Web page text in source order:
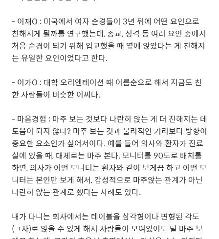
- 이재O : 미국에서 여자 순경들이 3년 뒤에 어떤 요인으로
친해지게 될까를 연구했는데, 종교, 성격 등 여러 요인 중에서
처음 순경이 되기 위해 입교했을 때 옆에 앉았다는 게 친해지
는 유일한 요인이었다고 한다.
- 이가O : 대학 오리엔테이션 때 이름순으로 해서 지금도 친
한 사람들이 비슷한 이씨다.
- 마음경험 : 마주 보는 것보다 나란히 앉는 게 더 친해지는 데
도움이 되지 않나? 마주 보는 것과 물리적인 거리보다 방향이
중요한 요소인가 싶어서이다. 예를 들어 의사와 환자가 진료
실에 있을 때, 대체로는 마주 본다. 모니터를 90도로 배치를
하면, 의사가 어떤 모니터는 환자와 같이 보게끔 하고 어떤 모
니터는 본인만 보게 해서, 감성적으로 마주앉는 관계가 아닌
나란히 앉는 관계로 했다는 사례도 있다.
내가 다니는 회사에서는 테이블을 삼각형이나 변형된 각도
(ㄱ자)로 앉을 수 있게 해서 사람들이 모여있어도 덜 마주 보